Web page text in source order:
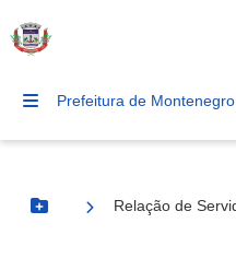
Prefeitura de Montenegro
Botão Menu
Relação de